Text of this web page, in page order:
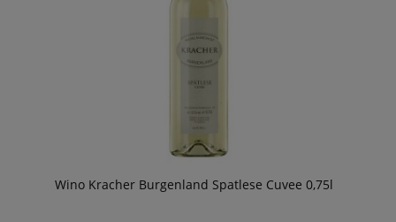
Wino Kracher Burgenland Spatlese Cuvee 0,75l